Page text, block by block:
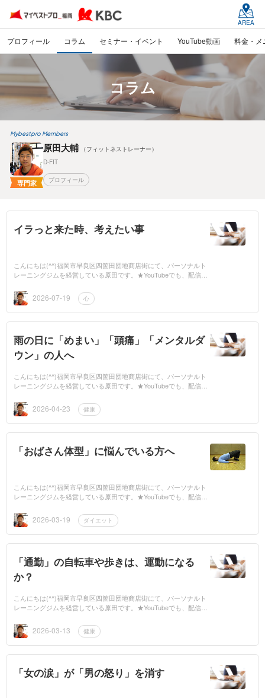
AREA
プロフィール コラム セミナー・イベント YouTube動画 料金・メ
コラム
Mybestpro Members
専門家
原田大輔
（フィットネストレーナー）
D-FIT
プロフィール
イラっと来た時、考えたい事
こんにちは(^^)福岡市早良区四箇田団地商店街にて、パーソナルト
レーニングジムを経営している原田です。★YouTubeでも、配信し
もお願いします...
2026-07-19 心
雨の日に「めまい」「頭痛」「メンタルダ
ウン」の人へ
こんにちは(^^)福岡市早良区四箇田団地商店街にて、パーソナルト
レーニングジムを経営している原田です。★YouTubeでも、配信し
もお願いします...
2026-04-23 健康
「おばさん体型」に悩んでいる方へ
こんにちは(^^)福岡市早良区四箇田団地商店街にて、パーソナルト
レーニングジムを経営している原田です。★YouTubeでも、配信し
もお願いします...
2026-03-19 ダイエット
「通勤」の自転車や歩きは、運動になる
か？
こんにちは(^^)福岡市早良区四箇田団地商店街にて、パーソナルト
レーニングジムを経営している原田です。★YouTubeでも、配信し
もお願いします...
2026-03-13 健康
「女の涙」が「男の怒り」を消す